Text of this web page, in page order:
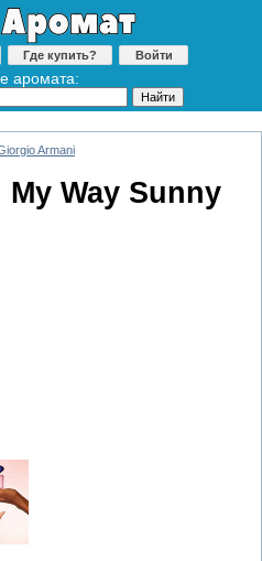
Где купить? Войти
аромата:
Armani
Way Sunny